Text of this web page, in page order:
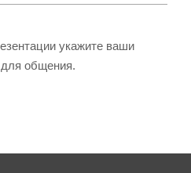
укажите ваши
общения.